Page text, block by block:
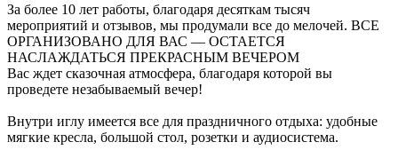
За более 10 лет работы, благодаря десяткам тысяч
мероприятий и отзывов, мы продумали все до мелочей. ВСЕ
ОРГАНИЗОВАНО ДЛЯ ВАС — ОСТАЕТСЯ
НАСЛАЖДАТЬСЯ ПРЕКРАСНЫМ ВЕЧЕРОМ
Вас ждет сказочная атмосфера, благодаря которой вы
проведете незабываемый вечер!
Внутри иглу имеется все для праздничного отдыха: удобные
мягкие кресла, большой стол, розетки и аудиосистема.